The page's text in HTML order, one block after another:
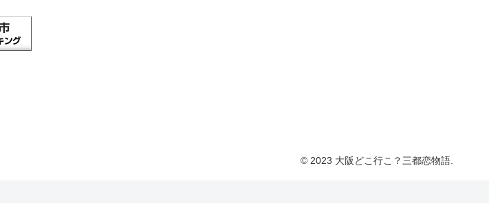
© 2023 大阪どこ行こ？三都恋物語.